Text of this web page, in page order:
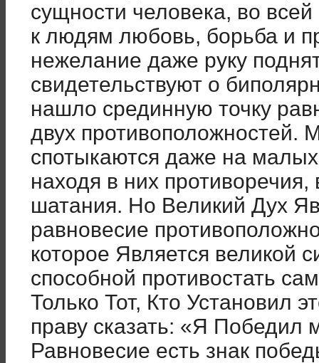
сущности человека, во
к людям любовь, борьба и
нежелание даже руку
свидетельствуют о
нашло срединную точку
двух противоположностей.
спотыкаются даже на
находя в них
шатания. Но Великий Дух
равновесие
которое Является великой
способной противостать
Только Тот, Кто Установил
праву сказать: «Я Победил
Равновесие есть знак